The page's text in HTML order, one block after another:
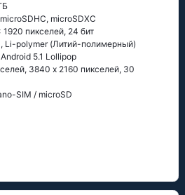
microSDXC
1920 пикселей, 24 бит
Li-polymer (Литий-полимерный)
Аndrоid 5.1 Lоlliрор
3840 x 2160 пикселей, 30
SIM / microSD